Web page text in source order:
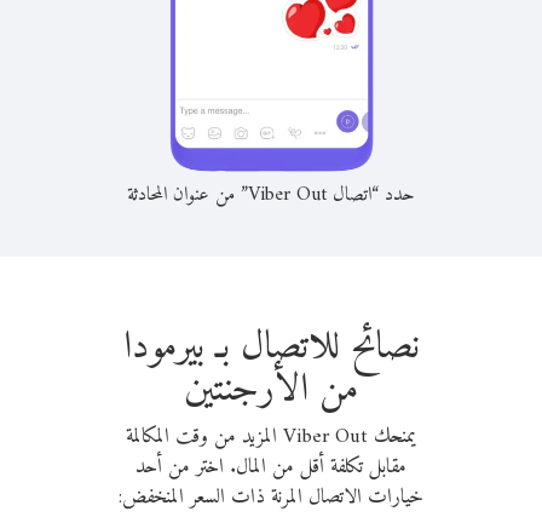
حدد “اتصال Viber Out” من عنوان المحادثة
نصائح للاتصال بـ بيرمودا
من الأرجنتين
يمنحك Viber Out المزيد من وقت المكالمة
مقابل تكلفة أقل من المال. اختر من أحد
خيارات الاتصال المرنة ذات السعر المنخفض: